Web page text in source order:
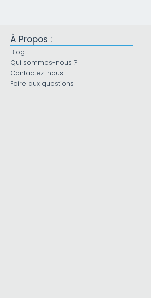
À Propos :
Blog
Qui sommes-nous ?
Contactez-nous
Foire aux questions